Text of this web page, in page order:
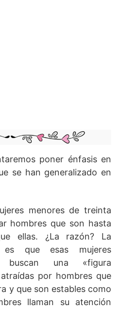
poner énfasis en
se han generalizado en
menores de treinta
hombres que son hasta
ellas. ¿La razón? La
es que esas mujeres
buscan una «figura
por hombres que
y que son estables como
llaman su atención